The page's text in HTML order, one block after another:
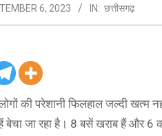
6, 2023 IN: छत्तीसगढ़
की परेशानी फि​लहाल जल्दी खत्म
जा रहा है। 8 बसें खराब हैं और 6